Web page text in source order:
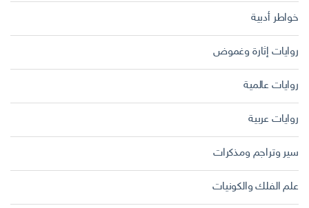
خواطر أدبية
روايات إثارة وغموض
روايات عالمية
روايات عربية
سير وتراجم ومذكرات
علم الفلك والكونيات